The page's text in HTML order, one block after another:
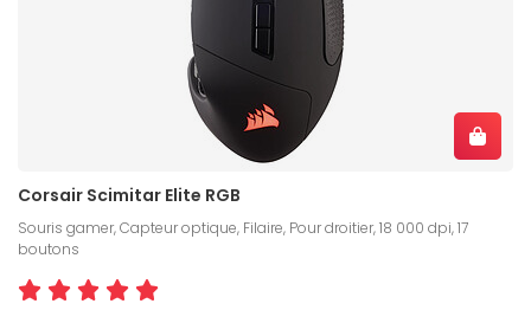
Corsair Scimitar Elite RGB
Souris gamer, Capteur optique, Filaire, Pour droitier, 18 000 dpi, 17
boutons